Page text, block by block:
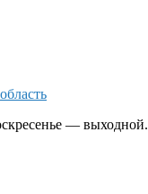
— выходной.